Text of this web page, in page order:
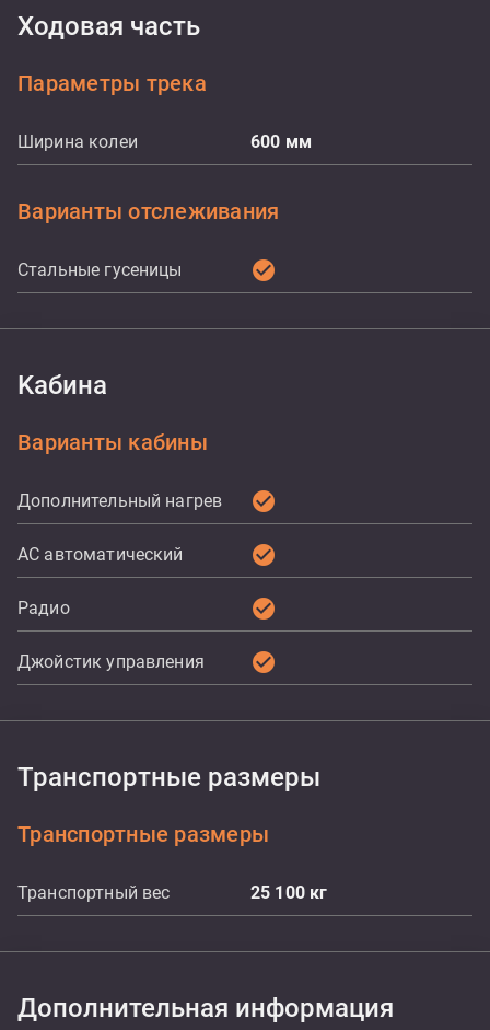
Ходовая часть
Параметры трека
Ширина колеи 600 мм
Варианты отслеживания
Стальные гусеницы check_circle
Kабина
Варианты кабины
Дополнительный нагрев check_circle
AC автоматический check_circle
Радио check_circle
Джойстик управления check_circle
Транспортные размеры
Транспортные размеры
Транспортный вес 25 100 кг
Дополнительная информация